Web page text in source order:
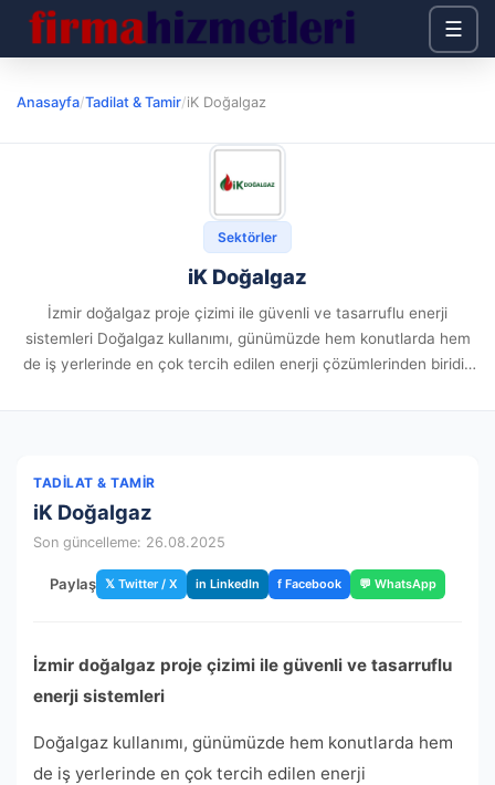
☰
Anasayfa/Tadilat & Tamir/iK Doğalgaz
Sektörler
iK Doğalgaz
İzmir doğalgaz proje çizimi ile güvenli ve tasarruflu enerji
sistemleri Doğalgaz kullanımı, günümüzde hem konutlarda hem
de iş yerlerinde en çok tercih edilen enerji çözümlerinden biridir.
TADILAT & TAMIR
iK Doğalgaz
Son güncelleme: 26.08.2025
Paylaş 𝕏 Twitter / X in LinkedIn f Facebook 💬 WhatsApp
İzmir doğalgaz proje çizimi ile güvenli ve tasarruflu
enerji sistemleri
Doğalgaz kullanımı, günümüzde hem konutlarda hem
de iş yerlerinde en çok tercih edilen enerji